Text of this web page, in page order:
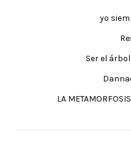
yo
Ser el
LA